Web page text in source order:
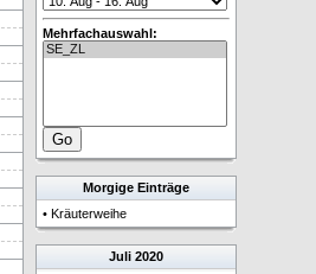
Mehrfachauswahl:
Morgige Einträge
• Kräuterweihe
Juli 2020